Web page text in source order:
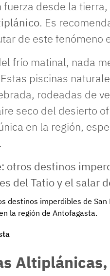
fuerza desde la
. Es
de este fenómeno
frío matinal, nada
piscinas
rodeadas de
seco del desierto
en la región,
destinos imperdibles de
la región de Antofagasta.